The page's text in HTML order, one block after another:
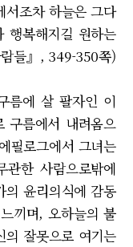
서조차 하늘은 그다
행복해지길 원하는
들』, 349-350쪽)
름에 살 팔자인 이
구름에서 내려옴으
필로그에서 그녀는
관한 사람으로밖에
의 윤리의식에 감동
끼며, 오하늘의 불
잘못으로 여기는